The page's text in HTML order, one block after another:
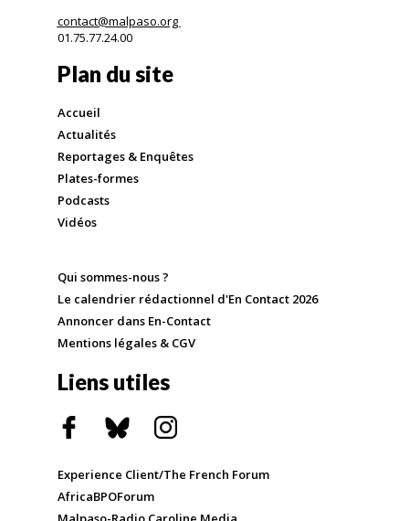
contact@malpaso.org
01.75.77.24.00
Plan du site
Accueil
Actualités
Reportages & Enquêtes
Plates-formes
Podcasts
Vidéos
Qui sommes-nous ?
Le calendrier rédactionnel d'En Contact 2026
Annoncer dans En-Contact
Mentions légales & CGV
Liens utiles
Experience Client/The French Forum
AfricaBPOForum